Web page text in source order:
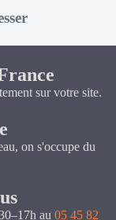
sur votre site.
on s'occupe du
au 05 45 82